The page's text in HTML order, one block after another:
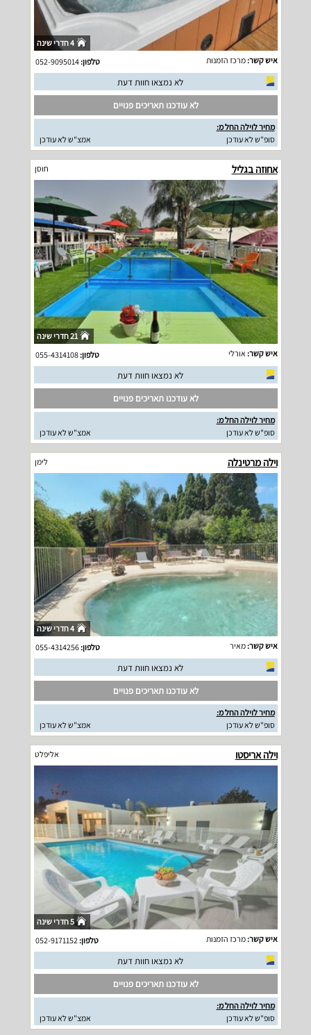
4 חדרי שינה
איש קשר:מרכז הזמנות טלפון:052-9095014
לא נמצאו חוות דעת
לא עודכנו תאריכים פנויים
מחיר לוילה החל מ:
סופ"ש לא עודכן
אמצ"ש לא עודכן
אחוזה בגליל חוסן
21 חדרי שינה
איש קשר: אורלי טלפון:055-4314108
לא נמצאו חוות דעת
לא עודכנו תאריכים פנויים
מחיר לוילה החל מ:
סופ"ש לא עודכן
אמצ"ש לא עודכן
וילה מרטינלה לימן
4 חדרי שינה
איש קשר:מאיר טלפון:055-4314256
לא נמצאו חוות דעת
לא עודכנו תאריכים פנויים
מחיר לוילה החל מ:
סופ"ש לא עודכן
אמצ"ש לא עודכן
וילה אריסטו אליפלט
5 חדרי שינה
איש קשר:מרכז הזמנות טלפון:
לא נמצאו חוות דעת
לא עודכנו תאריכים פנויים
מחיר לוילה החל מ:
סופ"ש לא עודכן
אמצ"ש לא עודכן